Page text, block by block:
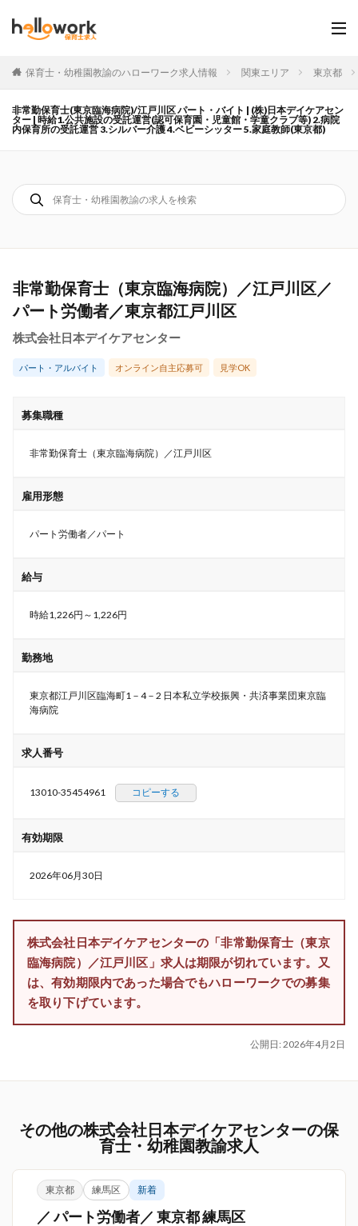
保育士・幼稚園教諭のハローワーク求人情報 関東エリア 東京都
非常勤保育士(東京臨海病院)/江戸川区 パート・バイト | (株)日本デイケアセン
ター | 時給1.公共施設の受託運営(認可保育園・児童館・学童クラブ等) 2.病院
内保育所の受託運営 3.シルバー介護 4.ベビーシッター 5.家庭教師(東京都)
非常勤保育士（東京臨海病院）／江戸川区／
パート労働者／東京都江戸川区
株式会社日本デイケアセンター
パート・アルバイト オンライン自主応募可 見学OK
募集職種
非常勤保育士（東京臨海病院）／江戸川区
雇用形態
パート労働者／パート
給与
時給1,226円～1,226円
勤務地
東京都江戸川区臨海町1－4－2 日本私立学校振興・共済事業団東京臨
海病院
求人番号
13010-35454961 コピーする
有効期限
2026年06月30日
株式会社日本デイケアセンターの「非常勤保育士（東京
臨海病院）／江戸川区」求人は期限が切れています。又
は、有効期限内であった場合でもハローワークでの募集
を取り下げています。
公開日: 2026年4月2日
その他の株式会社日本デイケアセンターの保
育士・幼稚園教諭求人
東京都 練馬区 新着
／ パート労働者／ 東京都 練馬区